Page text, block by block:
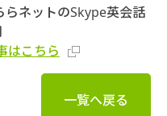
ネットのSkype英会話
はこちら
一覧へ戻る